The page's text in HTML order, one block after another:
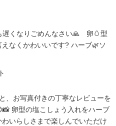
くなりごめんなさい🙏 卵🥚型
なくかわいいです?️ ハーブ🌿ソ
、お写真付きの丁寧なレビューを
卵型の塩こしょう入れをハーブ
いらしさまで楽しんでいただけ